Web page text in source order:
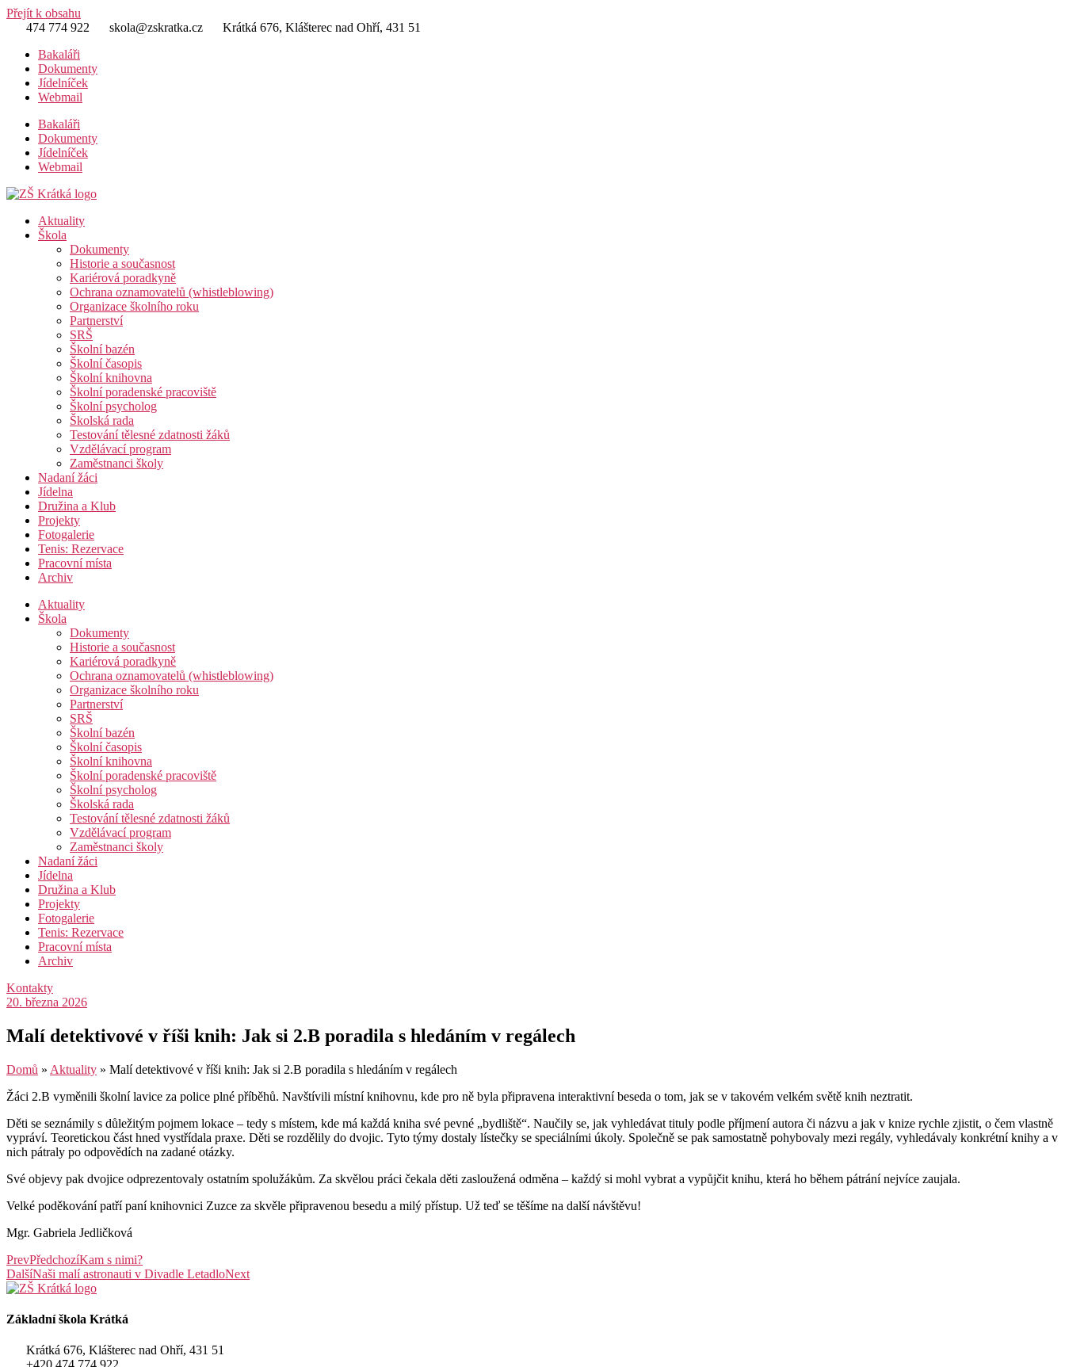
Přejít k obsahu
474 774 922
skola@zskratka.cz
Krátká 676, Klášterec nad Ohří, 431 51
Bakaláři
Dokumenty
Jídelníček
Webmail
Bakaláři
Dokumenty
Jídelníček
Webmail
Aktuality
Škola
Dokumenty
Historie a současnost
Kariérová poradkyně
Ochrana oznamovatelů (whistleblowing)
Organizace školního roku
Partnerství
SRŠ
Školní bazén
Školní časopis
Školní knihovna
Školní poradenské pracoviště
Školní psycholog
Školská rada
Testování tělesné zdatnosti žáků
Vzdělávací program
Zaměstnanci školy
Nadaní žáci
Jídelna
Družina a Klub
Projekty
Fotogalerie
Tenis: Rezervace
Pracovní místa
Archiv
Aktuality
Škola
Dokumenty
Historie a současnost
Kariérová poradkyně
Ochrana oznamovatelů (whistleblowing)
Organizace školního roku
Partnerství
SRŠ
Školní bazén
Školní časopis
Školní knihovna
Školní poradenské pracoviště
Školní psycholog
Školská rada
Testování tělesné zdatnosti žáků
Vzdělávací program
Zaměstnanci školy
Nadaní žáci
Jídelna
Družina a Klub
Projekty
Fotogalerie
Tenis: Rezervace
Pracovní místa
Archiv
Kontakty
20. března 2026
Malí detektivové v říši knih: Jak si 2.B poradila s hledáním v regálech
Domů » Aktuality » Malí detektivové v říši knih: Jak si 2.B poradila s hledáním v regálech
Žáci 2.B vyměnili školní lavice za police plné příběhů. Navštívili místní knihovnu, kde pro ně byla připravena interaktivní beseda o tom, jak se v takovém velkém světě knih neztratit.
Děti se seznámily s důležitým pojmem lokace – tedy s místem, kde má každá kniha své pevné „bydliště“. Naučily se, jak vyhledávat tituly podle příjmení autora či názvu a jak v knize rychle zjistit, o čem vlastně
vypráví. Teoretickou část hned vystřídala praxe. Děti se rozdělily do dvojic. Tyto týmy dostaly lístečky se speciálními úkoly. Společně se pak samostatně pohybovaly mezi regály, vyhledávaly konkrétní knihy a v
nich pátraly po odpovědích na zadané otázky.
Své objevy pak dvojice odprezentovaly ostatním spolužákům. Za skvělou práci čekala děti zasloužená odměna – každý si mohl vybrat a vypůjčit knihu, která ho během pátrání nejvíce zaujala.
Velké poděkování patří paní knihovnici Zuzce za skvěle připravenou besedu a milý přístup. Už teď se těšíme na další návštěvu!
Mgr. Gabriela Jedličková
PrevPředchozíKam s nimi?
DalšíNaši malí astronauti v Divadle LetadloNext
Základní škola Krátká
Krátká 676, Klášterec nad Ohří, 431 51